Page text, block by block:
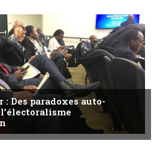
: Des paradoxes auto-